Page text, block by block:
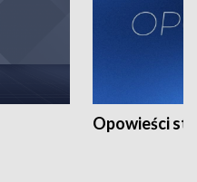
Opowieści